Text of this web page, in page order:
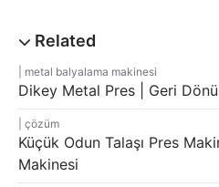
metal balyalama makinesi
Dikey Metal Pres | Geri
çözüm
Küçük Odun Talaşı Pres
Makinesi